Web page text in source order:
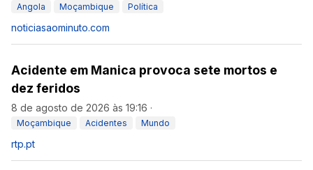
Angola Moçambique Política
noticiasaominuto.com
Acidente em Manica provoca sete mortos e
dez feridos
8 de agosto de 2026 às 19:16 ·
Moçambique Acidentes Mundo
rtp.pt